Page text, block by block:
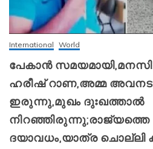
International World
പേകാൻ
ഹരീഷ് റാണ,അമ്മ
ഇരുന്നു,മുഖം ദുഃഖത്താൽ
ദയാവധം,യാത്ര